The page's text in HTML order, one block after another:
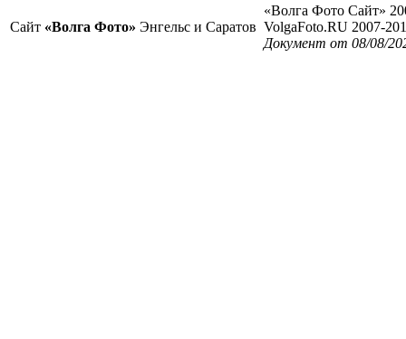
Сайт «Волга Фото» Энгельс и Саратов
«Волга Фото Сайт»
VolgaFoto.RU 2007-
Документ от 08/08/